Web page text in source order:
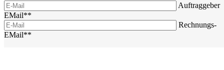
Auftraggeber
EMail**
Rechnungs-
EMail**